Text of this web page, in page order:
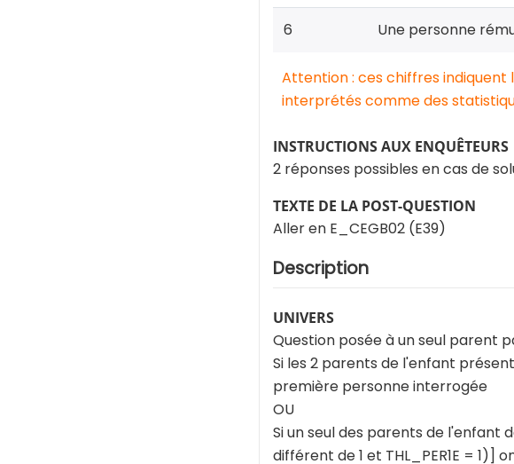
6 Une personne
Attention : ces chiffres indiquent
interprétés comme des
INSTRUCTIONS AUX ENQUÊTEURS
2 réponses possibles en cas de
TEXTE DE LA POST-QUESTION
Aller en E_CEGB02 (E39)
Description
UNIVERS
Question posée à un seul parent
Si les 2 parents de l'enfant
première personne interrogée
OU
Si un seul des parents de l'enfant
différent de 1 et THL_PER1E =